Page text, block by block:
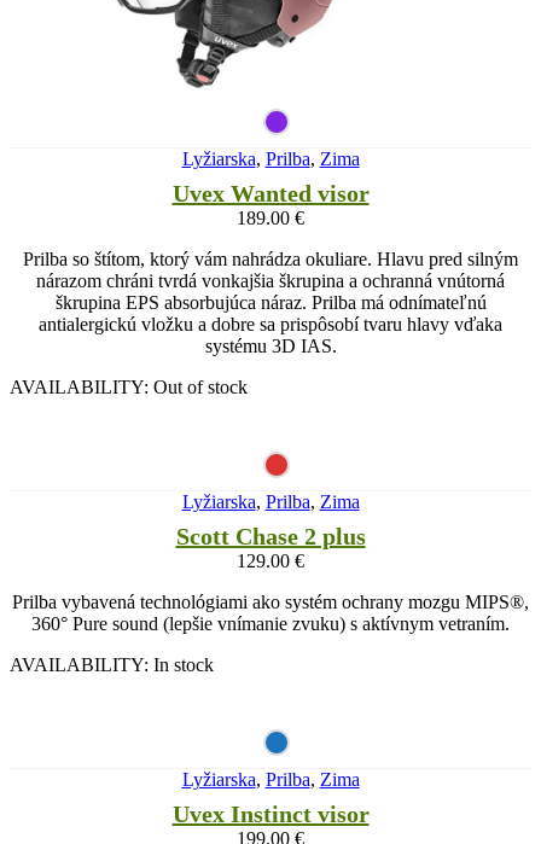
Lyžiarska, Prilba, Zima
Uvex Wanted visor
189.00 €
Prilba so štítom, ktorý vám nahrádza okuliare. Hlavu pred silným
nárazom chráni tvrdá vonkajšia škrupina a ochranná vnútorná
škrupina EPS absorbujúca náraz. Prilba má odnímateľnú
antialergickú vložku a dobre sa prispôsobí tvaru hlavy vďaka
systému 3D IAS.
AVAILABILITY: Out of stock
Lyžiarska, Prilba, Zima
Scott Chase 2 plus
129.00 €
Prilba vybavená technológiami ako systém ochrany mozgu MIPS®,
360° Pure sound (lepšie vnímanie zvuku) s aktívnym vetraním.
AVAILABILITY: In stock
Lyžiarska, Prilba, Zima
Uvex Instinct visor
199.00 €